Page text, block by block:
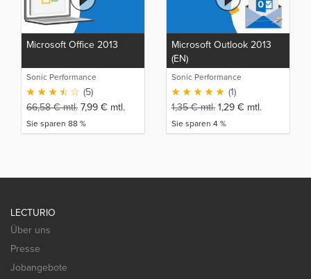
Microsoft Office 2013
Sonic Performance
(5)
66,58€mtl. 7,99 € mtl.
Sie sparen 88 %
Microsoft Outlook 2013
(EN)
Sonic Performance
(1)
1,35€mtl. 1,29 € mtl.
Sie sparen 4 %
LECTURIO
Über uns
Presse
Jobangebote